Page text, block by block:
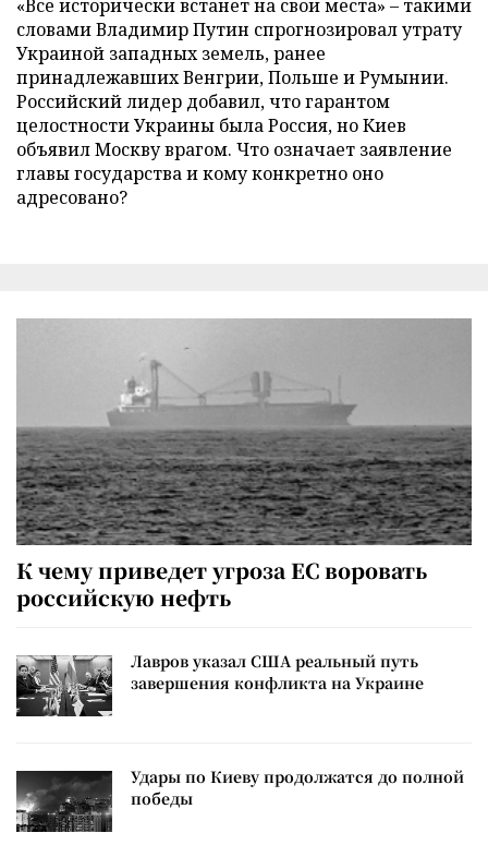
«Все исторически встанет на свои места» – такими
словами Владимир Путин спрогнозировал утрату
Украиной западных земель, ранее
принадлежавших Венгрии, Польше и Румынии.
Российский лидер добавил, что гарантом
целостности Украины была Россия, но Киев
объявил Москву врагом. Что означает заявление
главы государства и кому конкретно оно
адресовано?
К чему приведет угроза ЕС воровать
российскую нефть
Лавров указал США реальный путь
завершения конфликта на Украине
Удары по Киеву продолжатся до полной
победы